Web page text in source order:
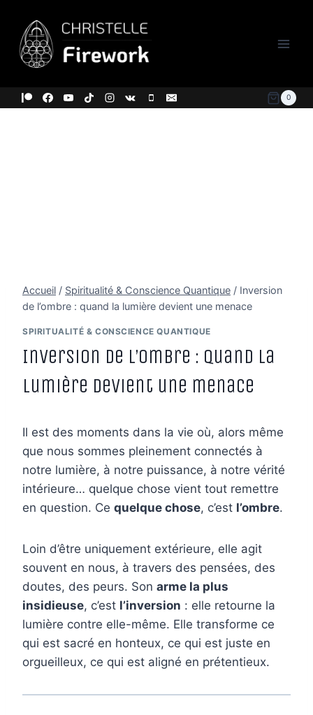
contenu
0
Accueil / Spiritualité & Conscience Quantique / Inversion
de l’ombre : quand la lumière devient une menace
SPIRITUALITÉ & CONSCIENCE QUANTIQUE
Inversion de l’ombre : quand la
lumière devient une menace
Il est des moments dans la vie où, alors même
que nous sommes pleinement connectés à
notre lumière, à notre puissance, à notre vérité
intérieure… quelque chose vient tout remettre
en question. Ce quelque chose, c’est l’ombre.
Loin d’être uniquement extérieure, elle agit
souvent en nous, à travers des pensées, des
doutes, des peurs. Son arme la plus
insidieuse, c’est l’inversion : elle retourne la
lumière contre elle-même. Elle transforme ce
qui est sacré en honteux, ce qui est juste en
orgueilleux, ce qui est aligné en prétentieux.